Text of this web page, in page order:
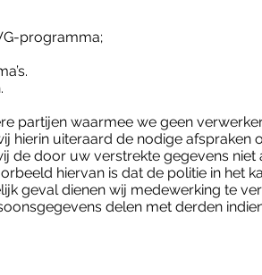
programma;
partijen waarmee we geen
hierin uiteraard de nodige afspraken
de door uw verstrekte gegevens niet
hiervan is dat de politie in het
geval dienen wij medewerking te
delen met derden